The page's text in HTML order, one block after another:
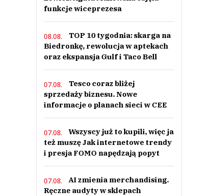
funkcje wiceprezesa
08.08.
TOP 10 tygodnia: skarga na
Biedronkę, rewolucja w aptekach
oraz ekspansja Gulf i Taco Bell
07.08.
Tesco coraz bliżej
sprzedaży biznesu. Nowe
informacje o planach sieci w CEE
07.08.
Wszyscy już to kupili, więc ja
też muszę Jak internetowe trendy
i presja FOMO napędzają popyt
07.08.
AI zmienia merchandising.
Ręczne audyty w sklepach